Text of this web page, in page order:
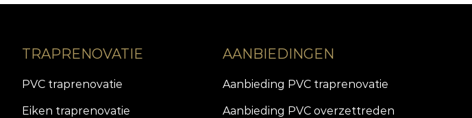
TRAPRENOVATIE
PVC traprenovatie
Eiken traprenovatie
AANBIEDINGEN
Aanbieding PVC traprenovatie
Aanbieding PVC overzettreden